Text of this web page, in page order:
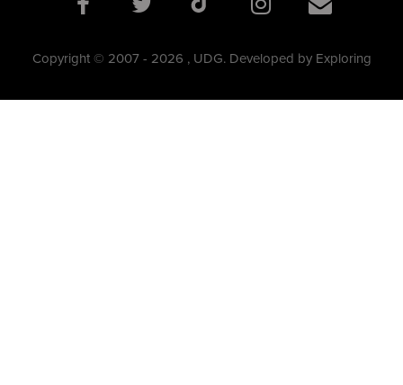
Copyright © 2007 - 2026 , UDG. Developed by Exploring